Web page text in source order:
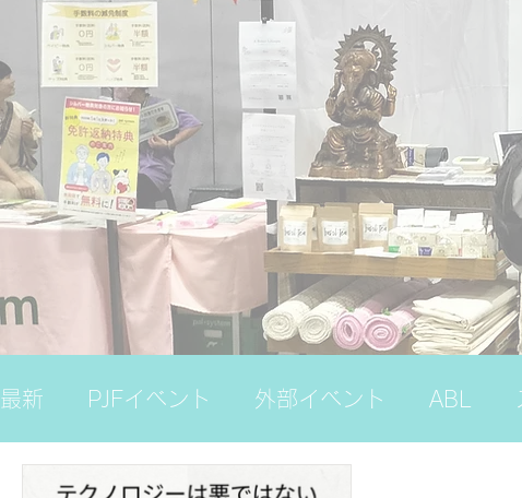
最新 PJFイベント 外部イベント ABL
ナレッジバンク（プレミアム）